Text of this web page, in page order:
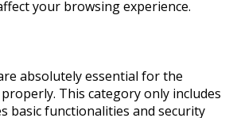
your browsing experience.
absolutely essential for the
This category only includes
basic functionalities and security